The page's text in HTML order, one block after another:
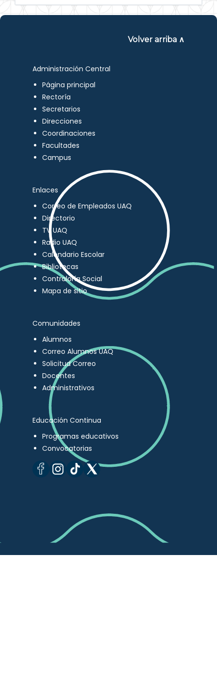
Volver arriba ∧
Administración Central
Página principal
Rectoría
Secretarios
Direcciones
Coordinaciones
Facultades
Campus
Enlaces
Correo de Empleados UAQ
Directorio
TV UAQ
Radio UAQ
Calendario Escolar
Bibliotecas
Contraloría Social
Mapa de sitio
Comunidades
Alumnos
Correo Alumnos UAQ
Solicitud Correo
Docentes
Administrativos
Educación Continua
Programas educativos
Convocatorias